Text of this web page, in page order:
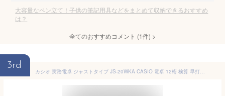
大容量なペン立て！子供の筆記用具などをまとめて収納できるおすすめ
は？
全てのおすすめコメント (1件) >
3rd
カシオ 実務電卓 ジャストタイプ JS-20WKA CASIO 電卓 12桁 検算 早打ち 経理 財務 簿記 金融機関 ブラック ピンク シルバー ゴールド（.QL）